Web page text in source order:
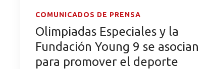
COMUNICADOS DE PRENSA
Olimpiadas Especiales y la
Fundación Young 9 se asocian
para promover el deporte